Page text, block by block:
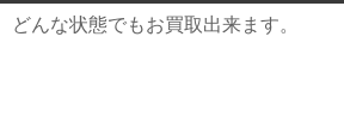
んな状態でもお買取出来ます。